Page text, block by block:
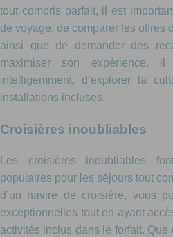
tout compris parfait, il est
de voyage, de comparer les offres
ainsi que de demander des
maximiser son expérience, il
intelligemment, d’explorer la
installations incluses.
Croisières inoubliables
Les croisières inoubliables
populaires pour les séjours tout
d’un navire de croisière, vous
exceptionnelles tout en ayant
activités inclus dans le forfait.